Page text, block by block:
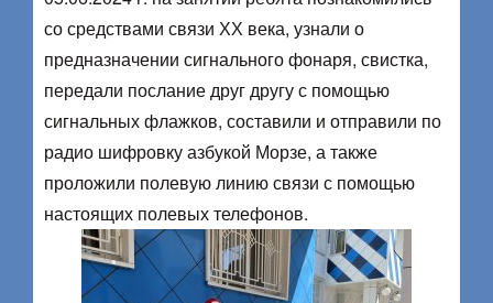
со средствами связи ХХ века, узнали о
предназначении сигнального фонаря, свистка,
передали послание друг другу с помощью
сигнальных флажков, составили и отправили по
радио шифровку азбукой Морзе, а также
проложили полевую линию связи с помощью
настоящих полевых телефонов.